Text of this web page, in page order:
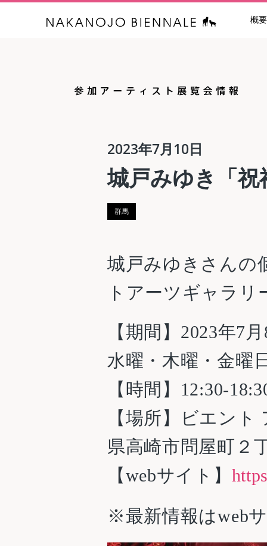
中之条ビエ
概要
2023年7月10日
城戸みゆき「
群馬
城戸みゆきさんの
トアーツギャラ
【期間】 2023年7
水曜・木曜・金曜
【時間】12:30-
【場所】ビエン
県高崎市問屋町２
【webサイト】
※最新情報はweb